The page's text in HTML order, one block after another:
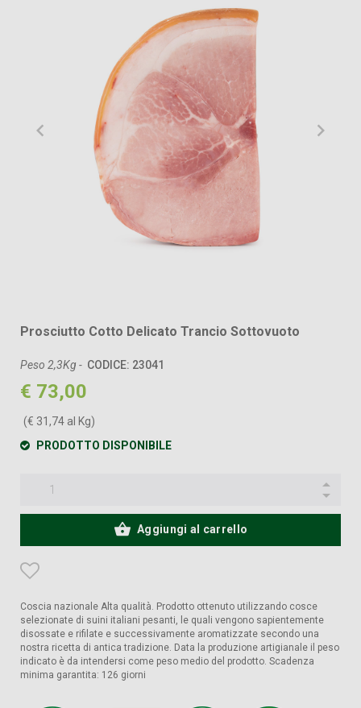
Prosciutto Cotto Delicato Trancio Sottovuoto
Peso 2,3Kg - CODICE: 23041
€ 73,00
(€ 31,74 al Kg)
PRODOTTO DISPONIBILE
Aggiungi al carrello
Coscia nazionale Alta qualità. Prodotto ottenuto utilizzando cosce
selezionate di suini italiani pesanti, le quali vengono sapientemente
disossate e rifilate e successivamente aromatizzate secondo una
nostra ricetta di antica tradizione. Data la produzione artigianale il peso
indicato è da intendersi come peso medio del prodotto. Scadenza
minima garantita: 126 giorni